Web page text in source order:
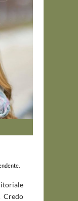
Credo